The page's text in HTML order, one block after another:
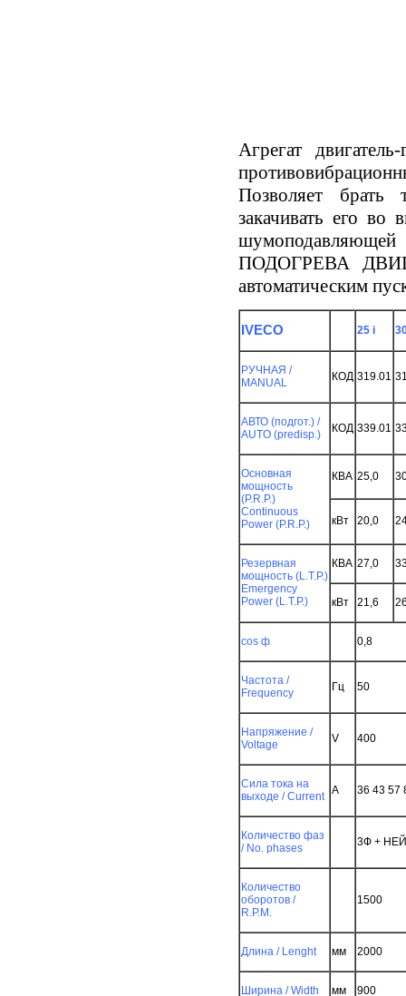
Агрегат
Позволяет брать
закачивать его во
ПОДОГРЕВА
автоматическим
IVECO 25 i
РУЧНАЯ /
MANUAL
КОД 319.01
АВТО (подгот.) /
AUTO (predisp.)
КОД 339.01
Основная
мощность
(P.R.P.)
Continuous
Power (P.R.P.)
КВА 25,0
кВт 20,0
Резервная
мощность (L.T.P.)
Emergency
Power (L.T.P.)
КВА 27,0
кВт 21,6
cos ф 0,8
Частота /
Frequency
Гц 50
Напряжение /
Voltage
V 400
Сила тока на
выходе / Current A 36 43 57
Количество фаз
/ No. phases
3Ф +
Количество
оборотов /
R.P.M.
1500
Длина / Lenght мм 2000
Ширина / Width мм 900